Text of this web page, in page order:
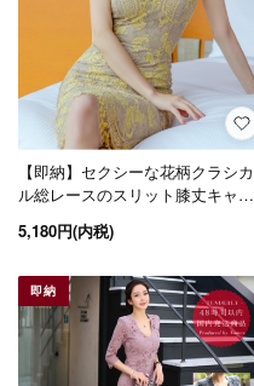
【即納】セクシーな花柄クラシカ
ル総レースのスリット膝丈キャミ
ワンピース
5,180円(内税)
即納